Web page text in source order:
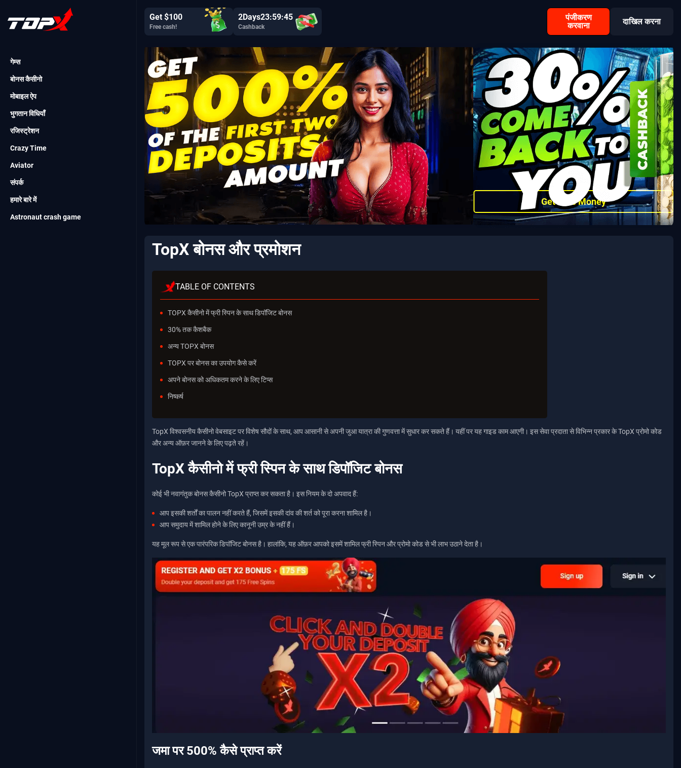
गेम्स
बोनस कैसीनो
मोबाइल ऐप
भुगतान विधियाँ
रजिस्ट्रेशन
Crazy Time
Aviator
संपर्क
हमारे बारे में
Astronaut crash game
Get $100
Free cash!
2Days23:59:44
Cashback
पंजीकरण
करवाना
दाखिल करना
Get Free Money
TopX बोनस और प्रमोशन
TABLE OF CONTENTS
TOPX कैसीनो में फ्री स्पिन के साथ डिपॉजिट बोनस
30% तक कैशबैक
अन्य TOPX बोनस
TOPX पर बोनस का उपयोग कैसे करें
अपने बोनस को अधिकतम करने के लिए टिप्स
निष्कर्ष
TopX विश्वसनीय कैसीनो वेबसाइट पर विशेष सौदों के साथ, आप आसानी से अपनी जुआ यात्रा की गुणवत्ता में सुधार कर सकते हैं। यहीं पर यह गाइड काम आएगी। इस सेवा प्रदाता से विभिन्न प्रकार के TopX प्रोमो कोड
और अन्य ऑफ़र जानने के लिए पढ़ते रहें।
TopX कैसीनो में फ्री स्पिन के साथ डिपॉजिट बोनस
कोई भी नवागंतुक बोनस कैसीनो TopX प्राप्त कर सकता है। इस नियम के दो अपवाद हैं:
आप इसकी शर्तों का पालन नहीं करते हैं, जिसमें इसकी दांव की शर्त को पूरा करना शामिल है।
आप समुदाय में शामिल होने के लिए कानूनी उम्र के नहीं हैं।
यह मूल रूप से एक पारंपरिक डिपॉजिट बोनस है। हालांकि, यह ऑफ़र आपको इसमें शामिल फ्री स्पिन और प्रोमो कोड से भी लाभ उठाने देता है।
जमा पर 500% कैसे प्राप्त करें